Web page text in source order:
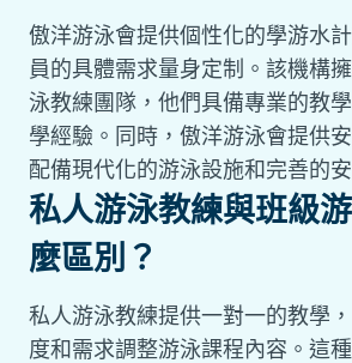
傲洋游泳會提供個性化的學游水
員的具體需求量身定制。該機構
泳教練團隊，他們具備專業的教
學經驗。同時，傲洋游泳會提供
配備現代化的游泳設施和完善的
私人游泳教練與班級
麼區別？
私人游泳教練提供一對一的教學
度和需求調整游泳課程內容。這